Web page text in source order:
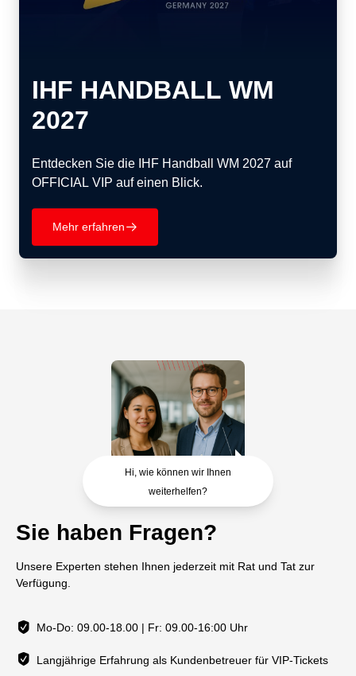
IHF HANDBALL WM
2027
Entdecken Sie die IHF Handball WM 2027 auf
OFFICIAL VIP auf einen Blick.
Mehr erfahren􀄫
Hi, wie können wir Ihnen
weiterhelfen?
Sie haben Fragen?
Unsere Experten stehen Ihnen jederzeit mit Rat und Tat zur
Verfügung.
Mo-Do: 09.00-18.00 | Fr: 09.00-16:00 Uhr
Langjährige Erfahrung als Kundenbetreuer für VIP-Tickets